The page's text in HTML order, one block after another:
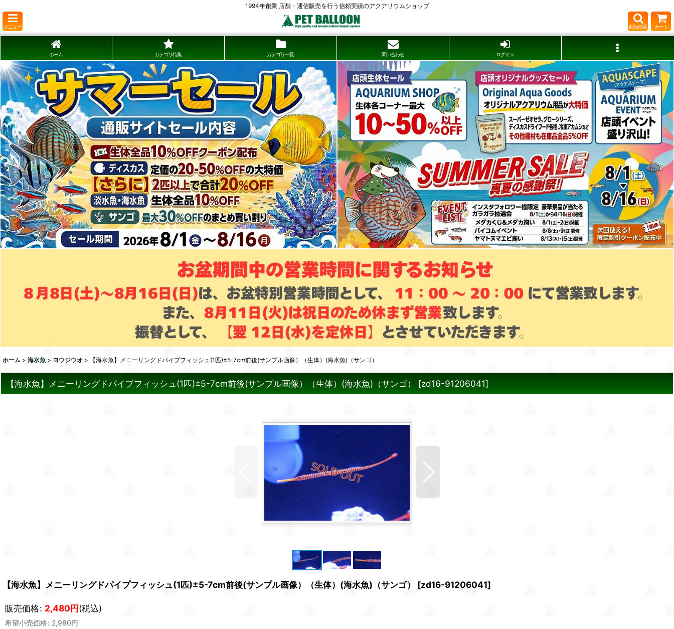
1994年創業 店舗・通信販売を行う信頼実績のアクアリウムショップ
メニュー 商品検索 カート
ホーム カテゴリ特集 カテゴリ一覧 問い合わせ ログイン
ホーム > 海水魚 > ヨウジウオ > 【海水魚】メニーリングドパイプフィッシュ(1匹)±5-7cm前後(サンプル画像）（生体）(海水魚)（サンゴ）
【海水魚】メニーリングドパイプフィッシュ(1匹)±5-7cm前後(サンプル画像）（生体）(海水魚)（サンゴ） [zd16-91206041]
【海水魚】メニーリングドパイプフィッシュ(1匹)±5-7cm前後(サンプル画像）（生体）(海水魚)（サンゴ） [zd16-91206041]
販売価格: 2,480円(税込)
希望小売価格: 2,980円